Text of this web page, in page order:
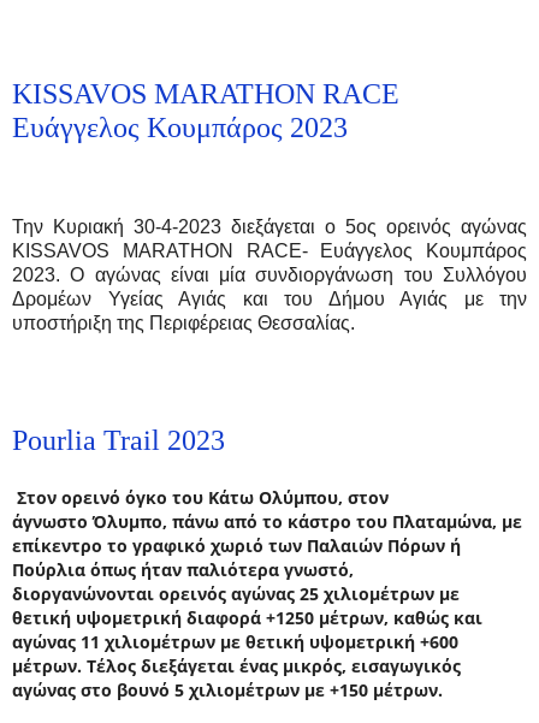
KISSAVOS MARATHON RACE
Ευάγγελος Κουμπάρος 2023
Την Κυριακή 30-4-2023 διεξάγεται ο 5ος ορεινός αγώνας
KISSAVOS MARATHON RACE- Ευάγγελος Κουμπάρος
2023. Ο αγώνας είναι μία συνδιοργάνωση του Συλλόγου
Δρομέων Υγείας Αγιάς και του Δήμου Αγιάς με την
υποστήριξη της Περιφέρειας Θεσσαλίας.
Pourlia Trail 2023
Στον ορεινό όγκο του Κάτω Ολύμπου, στον
άγνωστο Όλυμπο, πάνω από το κάστρο του Πλαταμώνα, με
επίκεντρο το γραφικό χωριό των Παλαιών Πόρων ή
Πούρλια όπως ήταν παλιότερα γνωστό,
διοργανώνονται ορεινός αγώνας 25 χιλιομέτρων με
θετική υψομετρική διαφορά +1250 μέτρων, καθώς και
αγώνας 11 χιλιομέτρων με θετική υψομετρική +600
μέτρων. Τέλος διεξάγεται ένας μικρός, εισαγωγικός
αγώνας στο βουνό 5 χιλιομέτρων με +150 μέτρων.